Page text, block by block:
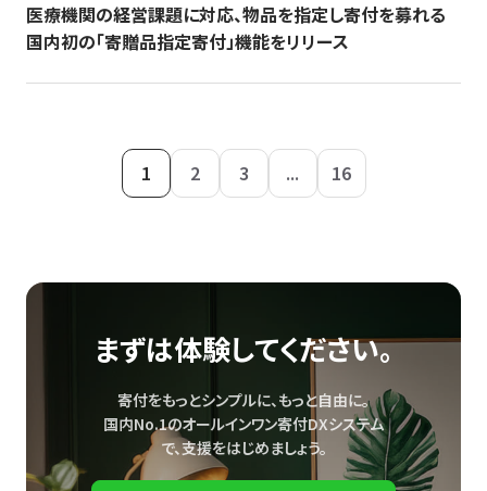
医療機関の経営課題に対応、物品を指定し寄付を募れる
国内初の「寄贈品指定寄付」機能をリリース
1 2 3 ... 16
まずは体験してください。
寄付をもっとシンプルに、もっと自由に。
国内No.1のオールインワン寄付DXシステム
で、支援をはじめましょう。